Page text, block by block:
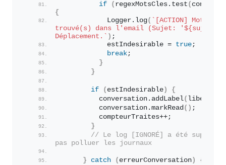
if
( regexMotsCles. test (
{
            Logger.
log( `[ACTION] Mot-
trouvé(s) dans l'email (Sujet: ' ${sujet}
Déplacement.` ) ;
            estIndesirable =
true;
break;
}
}
if ( estIndesirable )
{
          conversation.
addLabel(
          conversation.
markRead( ) ;
          compteurTraites++;
}
// Le log [IGNORÉ] a été
pas polluer les journaux
} catch ( erreurConversation )
{